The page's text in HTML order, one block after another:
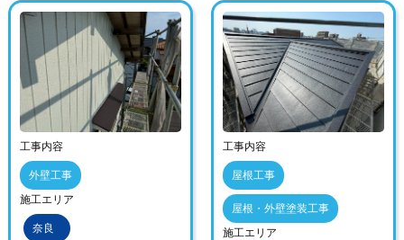
工事内容
外壁工事
施工エリア
奈良
工事内容
屋根工事
屋根・外壁塗装工事
施工エリア